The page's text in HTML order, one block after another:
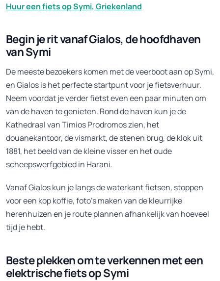
Huur een fiets op Symi, Griekenland
Begin je rit vanaf Gialos, de hoofdhaven
van Symi
De meeste bezoekers komen met de veerboot aan op Symi,
en Gialos is het perfecte startpunt voor je fietsverhuur.
Neem voordat je verder fietst even een paar minuten om
van de haven te genieten. Rond de haven kun je de
Kathedraal van Timios Prodromos zien, het
douanekantoor, de vismarkt, de stenen brug, de klok uit
1881, het beeld van de kleine visser en het oude
scheepswerfgebied in Harani.
Vanaf Gialos kun je langs de waterkant fietsen, stoppen
voor een kop koffie, foto's maken van de kleurrijke
herenhuizen en je route plannen afhankelijk van hoeveel
tijd je hebt.
Beste plekken om te verkennen met een
elektrische fiets op Symi